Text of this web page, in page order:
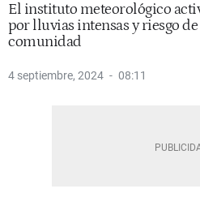
El instituto meteorológico
por lluvias intensas y riesgo
comunidad
4 septiembre, 2024 08:11